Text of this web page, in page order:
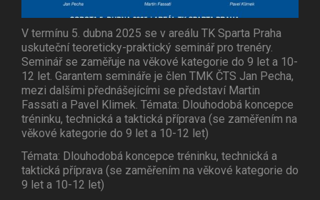
V termínu 5. dubna 2025 se v areálu TK Sparta Praha
uskuteční teoreticky-praktický seminář pro trenéry.
Seminář se zaměřuje na věkové kategorie do 9 let a 10-
12 let. Garantem semináře je člen TMK ČTS Jan Pecha,
mezi dalšími přednášejícími se představí Martin
Fassati a Pavel Klimek. Témata: Dlouhodobá koncepce
tréninku, technická a taktická příprava (se zaměřením na
věkové kategorie do 9 let a 10-12 let)
Témata: Dlouhodobá koncepce tréninku, technická a
taktická příprava (se zaměřením na věkové kategorie do
9 let a 10-12 let)